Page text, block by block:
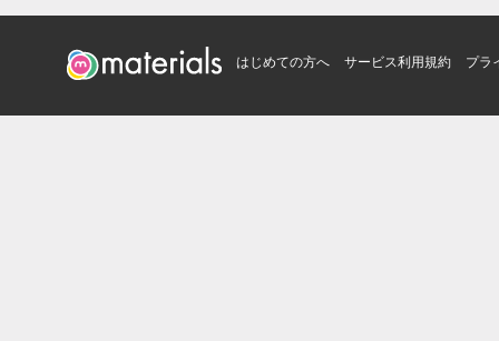
はじめての方へ サービス利用規約 プラ